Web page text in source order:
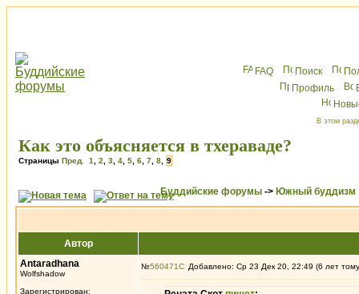
FAQ Поиск
Профиль
В этом
Как это объясняется в тхераваде?
Страницы Пред. 1 2 3 4 5 6 7 8 9
Буддийские форумы -> Южный буддизм
Автор
Antaradhana
Wolfshadow
Зарегистрирован:
№560471 Добавлено: Ср 23 Дек 20, 22:49 (6 лет